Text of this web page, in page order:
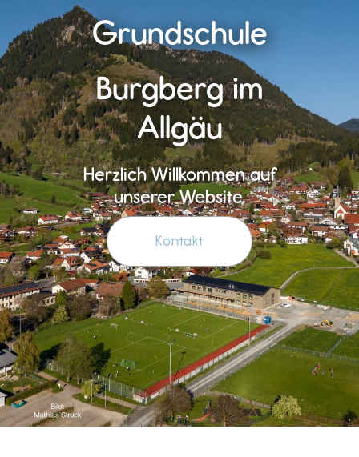
Grundschule
Burgberg im
Allgäu
Herzlich Willkommen auf
unserer Website.
Kontakt